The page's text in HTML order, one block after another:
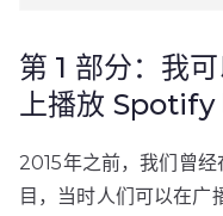
第 1 部分：我
上播放 Spotify
2015年之前，我们曾
目，当时人们可以在广